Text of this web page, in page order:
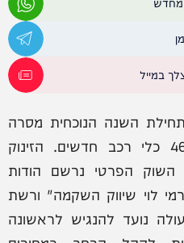
במייל
השנה הנוכחית מסרה
דלהום מוטורס סך הכל 460 כלי רכב חדשים. הזינוק
השוק הפרטי נרשם הודות
לוי שיווק השקמה" ורשת
נועד להנגיש לראשונה